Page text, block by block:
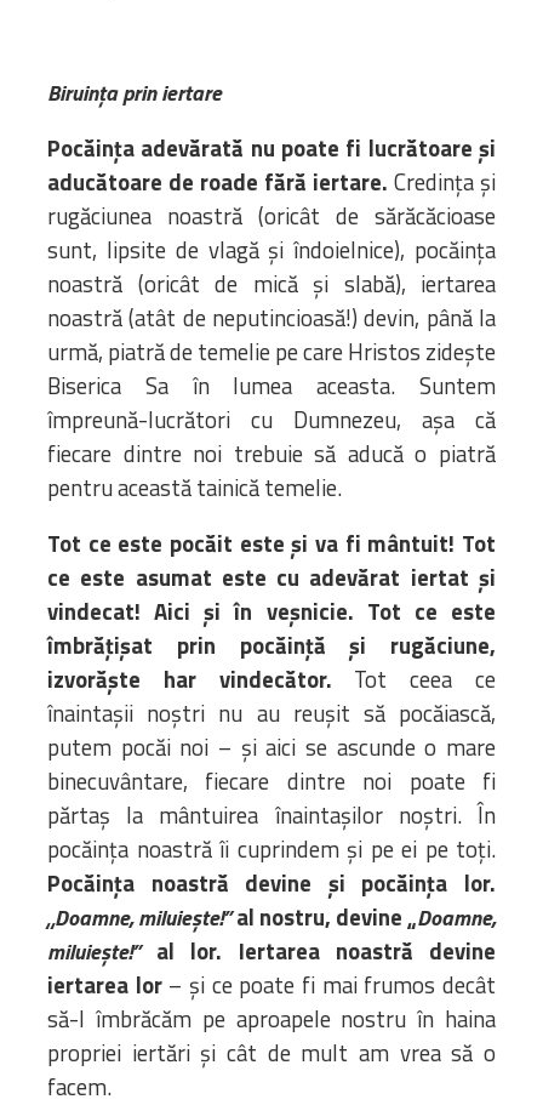
Biruința prin iertare
Pocăința adevărată nu poate fi lucrătoare și
aducătoare de roade fără iertare. Credința și
rugăciunea noastră (oricât de sărăcăcioase
sunt, lipsite de vlagă și îndoielnice), pocăința
noastră (oricât de mică și slabă), iertarea
noastră (atât de neputincioasă!) devin, până la
urmă, piatră de temelie pe care Hristos zidește
Biserica Sa în lumea aceasta. Suntem
împreună-lucrători cu Dumnezeu, așa că
fiecare dintre noi trebuie să aducă o piatră
pentru această tainică temelie.
Tot ce este pocăit este și va fi mântuit! Tot
ce este asumat este cu adevărat iertat și
vindecat! Aici și în veșnicie. Tot ce este
îmbrățișat prin pocăință și rugăciune,
izvorăște har vindecător. Tot ceea ce
înaintașii noștri nu au reușit să pocăiască,
putem pocăi noi – și aici se ascunde o mare
binecuvântare, fiecare dintre noi poate fi
părtaș la mântuirea înaintașilor noștri. În
pocăința noastră îi cuprindem și pe ei pe toți.
Pocăința noastră devine și pocăința lor.
„Doamne, miluiește!”al nostru, devine „Doamne,
miluiește!”al lor. Iertarea noastră devine
iertarea lor– și ce poate fi mai frumos decât
să-l îmbrăcăm pe aproapele nostru în haina
propriei iertări și cât de mult am vrea să o
facem.